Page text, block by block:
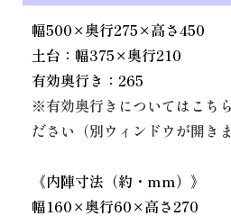
幅500×奥行275×高さ450
土台：幅375×奥行210
有効奥行き：265
※有効奥行きについてはこち
ださい（別ウィンドウが開きま
《内陣寸法（約・mm）》
幅160×奥行60×高さ270